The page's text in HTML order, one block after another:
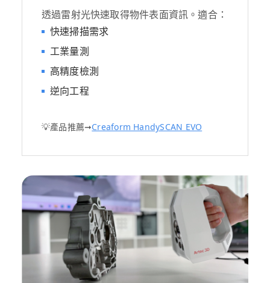
透過雷射光快速取得物件表面資訊。適合：
快速掃描需求
工業量測
高精度檢測
逆向工程
💡產品推薦➞Creaform HandySCAN EVO